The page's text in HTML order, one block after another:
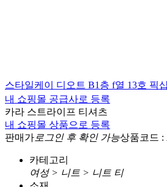
스타일케이 디오트 B1층 f열 13호 픽
내 쇼핑몰 공급사로 등록
카라 스트라이프 티셔츠
내 쇼핑몰 상품으로 등록
판매가 로그인 후 확인 가능상품코드 :
카테고리
여성 > 니트 > 니트 티